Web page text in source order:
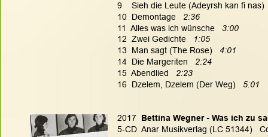
9    Sieh die Leute (Adeyrsh kan fi
10  Demontage 2:36
11  Alles was ich wünsche 3:00
12  Zwei Gedichte
1:05
13  Man sagt (The Rose) 4:01
14  Die Margeriten 2:24
15  Abendlied 2:23
16  Dzelem, Dzelem (Der Weg) 5:01
2017 Bettina Wegner - Was ich zu
5-CD  Anar Musikverlag (LC 51344)